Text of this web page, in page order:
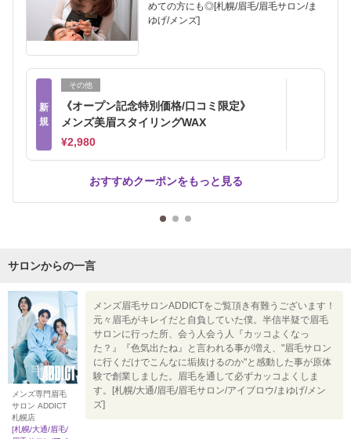
めての方にも◎[札幌/眉毛/眉毛サロン/ま
ゆげ/メンズ]
新
規
その他
《オープン記念特別価格/口コミ限定》
メンズ美眉スタイリングWAX
¥2,980
おすすめクーポンをもっと見る
サロンからの一言
メンズ専門眉毛
サロン ADDICT
札幌店
[札幌/大通/眉毛/
メンズ眉毛サロンADDICTをご覧頂き有難うございます！
元々眉毛がキレイだと自負していた僕。半信半疑で眉毛
サロンに行った所、会う人会う人『カッコよくなっ
た？』『色気出たね』と言われる事が増え、"眉毛サロン
に行くだけでこんなに垢抜けるのか"と感動した事が原体
験で創業しました。眉毛を通して必ずカッコよくしま
す。[札幌/大通/眉毛/眉毛サロン/アイブロウ/まゆげ/メン
ズ]